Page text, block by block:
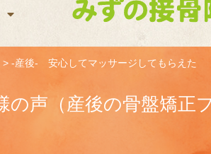
>-産後- 安心してマッサージしてもらえた
の声（産後の骨盤矯正